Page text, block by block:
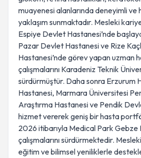
muayenesi alanlarında deneyimli ve
yaklaşım sunmaktadır. Mesleki
Espiye Devlet Hastanesi’nde
Pazar Devlet Hastanesi ve Rize
Hastanesi’nde görev yapan uzman
çalışmalarını Karadeniz Teknik
sürdürmüştür. Daha sonra Erzurum
Hastanesi, Marmara Üniversitesi
Araştırma Hastanesi ve Pendik
hizmet vererek geniş bir hasta
2026 itibarıyla Medical Park Gebze
çalışmalarını sürdürmektedir.
eğitim ve bilimsel yeniliklerle